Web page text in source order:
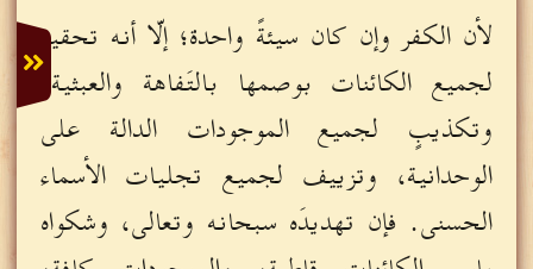
لأن الكفر وإن كان سيئةً واحدة؛ إلّا أنه تحقير
لجميع الكائنات بوصمها بالتَفاهة والعبثية،
وتكذيبٍ لجميع الموجودات الدالة على
الوحدانية، وتزييف لجميع تجليات الأسماء
الحسنى. فإن تهديدَه سبحانه وتعالى، وشكواه